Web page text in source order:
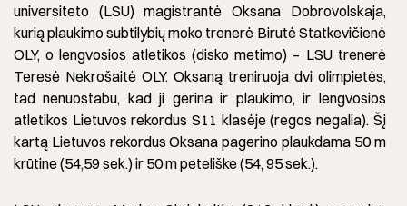
universiteto (LSU) magistrantė Oksana Dobrovolskaja,
kurią plaukimo subtilybių moko trenerė Birutė Statkevičienė
OLY, o lengvosios atletikos (disko metimo) – LSU trenerė
Teresė Nekrošaitė OLY. Oksaną treniruoja dvi olimpietės,
tad nenuostabu, kad ji gerina ir plaukimo, ir lengvosios
atletikos Lietuvos rekordus S11 klasėje (regos negalia). Šį
kartą Lietuvos rekordus Oksana pagerino plaukdama 50 m
krūtine (54,59 sek.) ir 50 m peteliške (54, 95 sek.).